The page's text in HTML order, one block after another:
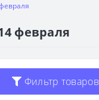
февраля
Фильтр товаров